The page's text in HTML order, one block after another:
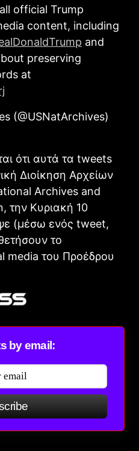
official Trump
content, including
and
preserving
at
(@USNatArchives)
ότι αυτά τα tweets
Διοίκηση Αρχείων
Archives and
την Κυριακή 10
(μέσω ενός tweet,
το
media του Προέδρου
by email: